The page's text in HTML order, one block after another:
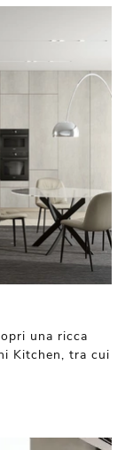
una ricca
Kitchen, tra cui